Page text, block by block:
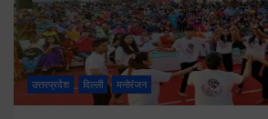
उत्तरप्रदेश दिल्ली मनोरंजन